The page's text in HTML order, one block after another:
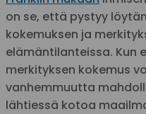
on se, että pystyy
kokemuksen ja
elämäntilanteissa. Kun
merkityksen kokemus
vanhemmuutta
lähtiessä kotoa